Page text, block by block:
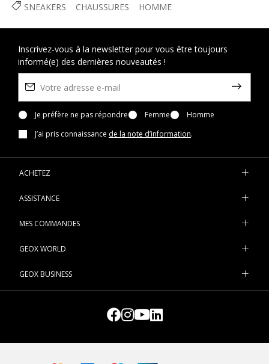
SNEAKERS CHAUSSURES HOMME
Inscrivez-vous à la newsletter pour vous être toujours
informé(e) des dernières nouveautés !
Je préfère ne pas répondre Femme
Homme
J’ai pris connaissance de la note d’information.
ACHETEZ
ASSISTANCE
MES COMMANDES
GEOX WORLD
GEOX BUSINESS